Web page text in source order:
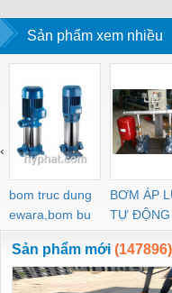
Sản phẩm xem nhiều
bom truc dung
ewara,bom bu
ewara
BƠM ÁP
TỰ ĐỘNG
‹
Sản phẩm mới (147896)